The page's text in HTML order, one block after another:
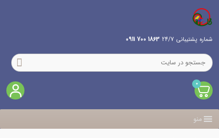
شماره پشتیبانی 24/7 1863 700 0911
0
منو